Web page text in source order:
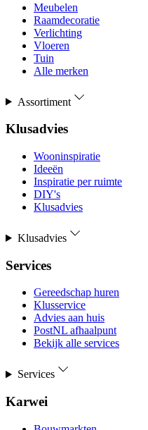
Meubelen
Raamdecoratie
Verlichting
Vloeren
Tuin
Alle merken
Assortiment
Klusadvies
Wooninspiratie
Ideeën
Inspiratie per ruimte
DIY's
Klusadvies
Klusadvies
Services
Gereedschap huren
Klusservice
Advies aan huis
PostNL afhaalpunt
Bekijk alle services
Services
Karwei